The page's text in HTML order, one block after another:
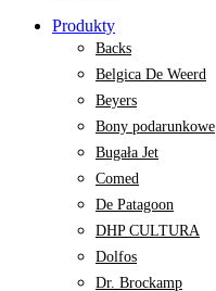
Produkty
Backs
Belgica De Weerd
Beyers
Bony podarunkowe
Bugała Jet
Comed
De Patagoon
DHP CULTURA
Dolfos
Dr. Brockamp